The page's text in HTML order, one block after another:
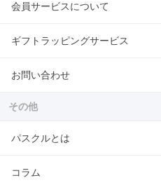
会員サービスについて
ギフトラッピングサービス
お問い合わせ
その他
パスクルとは
コラム